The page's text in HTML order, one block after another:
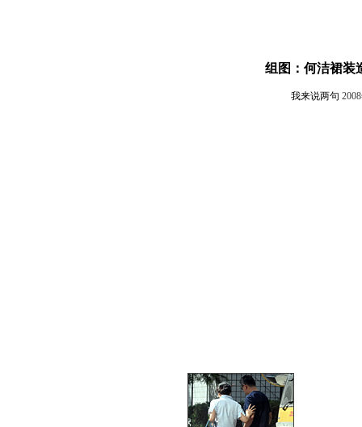
组图：何洁裙装
我来说两句